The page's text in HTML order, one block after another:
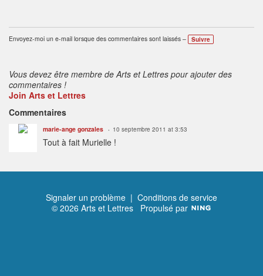
Envoyez-moi un e-mail lorsque des commentaires sont laissés – Suivre
Vous devez être membre de Arts et Lettres pour ajouter des
commentaires !
Join Arts et Lettres
Commentaires
marie-ange gonzales 10 septembre 2011 at 3:53
Tout à fait Murielle !
Signaler un problème | Conditions de service
© 2026 Arts et Lettres Propulsé par